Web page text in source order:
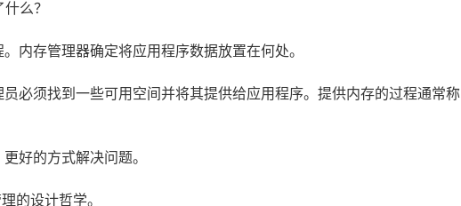
么？
内存管理器确定将应用程序数据放置在何处。
必须找到一些可用空间并将其提供给应用程序。提供内存的过程通常称
好的方式解决问题。
的设计哲学。